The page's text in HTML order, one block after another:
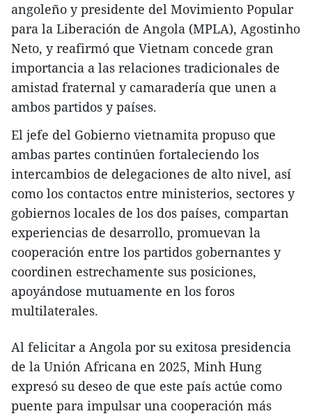
angoleño y presidente del Movimiento Popular
para la Liberación de Angola (MPLA), Agostinho
Neto, y reafirmó que Vietnam concede gran
importancia a las relaciones tradicionales de
amistad fraternal y camaradería que unen a
ambos partidos y países.
El jefe del Gobierno vietnamita propuso que
ambas partes continúen fortaleciendo los
intercambios de delegaciones de alto nivel, así
como los contactos entre ministerios, sectores y
gobiernos locales de los dos países, compartan
experiencias de desarrollo, promuevan la
cooperación entre los partidos gobernantes y
coordinen estrechamente sus posiciones,
apoyándose mutuamente en los foros
multilaterales.
Al felicitar a Angola por su exitosa presidencia
de la Unión Africana en 2025, Minh Hung
expresó su deseo de que este país actúe como
puente para impulsar una cooperación más